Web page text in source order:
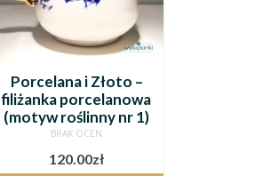
Porcelana i Złoto –
filiżanka porcelanowa
(motyw roślinny nr 1)
BRAK OCEN
120.00zł